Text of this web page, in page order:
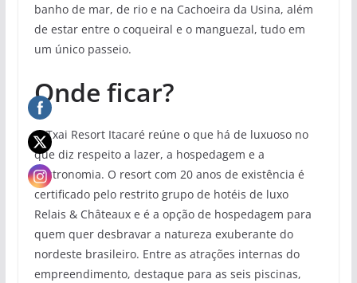
banho de mar, de rio e na Cachoeira da Usina, além
de estar entre o coqueiral e o manguezal, tudo em
um único passeio.
Onde ficar?
O Txai Resort Itacaré reúne o que há de luxuoso no
que diz respeito a lazer, a hospedagem e a
gastronomia. O resort com 20 anos de existência é
certificado pelo restrito grupo de hotéis de luxo
Relais & Châteaux e é a opção de hospedagem para
quem quer desbravar a natureza exuberante do
nordeste brasileiro. Entre as atrações internas do
empreendimento, destaque para as seis piscinas,